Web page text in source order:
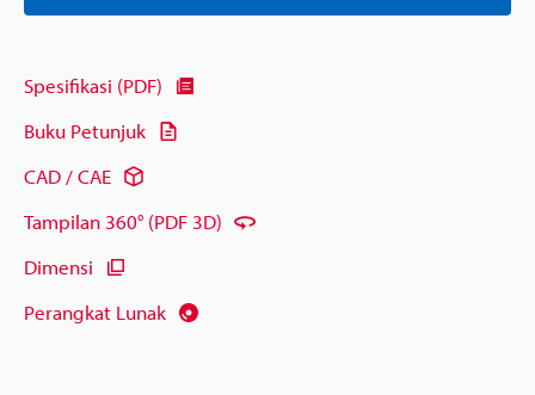
Spesifikasi (PDF)
Buku Petunjuk
CAD / CAE
Tampilan 360° (PDF 3D)
Dimensi
Perangkat Lunak